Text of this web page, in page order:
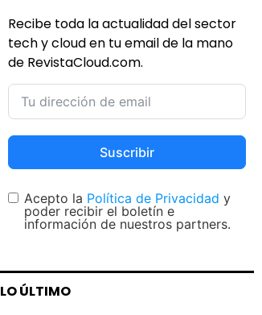
Recibe toda la actualidad del sector
tech y cloud en tu email de la mano
de RevistaCloud.com.
Suscribir
Acepto la Política de Privacidad y
poder recibir el boletín e
información de nuestros partners.
LO ÚLTIMO